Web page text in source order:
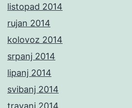
listopad 2014
rujan 2014
kolovoz 2014
srpanj 2014
lipanj 2014
svibanj 2014